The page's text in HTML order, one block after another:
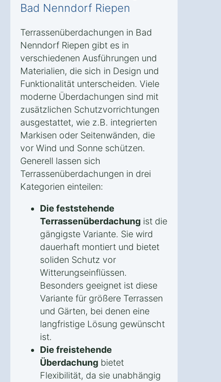
Bad Nenndorf Riepen
Terrassenüberdachungen in Bad
Nenndorf Riepen gibt es in
verschiedenen Ausführungen und
Materialien, die sich in Design und
Funktionalität unterscheiden. Viele
moderne Überdachungen sind mit
zusätzlichen Schutzvorrichtungen
ausgestattet, wie z.B. integrierten
Markisen oder Seitenwänden, die
vor Wind und Sonne schützen.
Generell lassen sich
Terrassenüberdachungen in drei
Kategorien einteilen:
Die feststehende
Terrassenüberdachung ist die
gängigste Variante. Sie wird
dauerhaft montiert und bietet
soliden Schutz vor
Witterungseinflüssen.
Besonders geeignet ist diese
Variante für größere Terrassen
und Gärten, bei denen eine
langfristige Lösung gewünscht
ist.
Die freistehende
Überdachung bietet
Flexibilität, da sie unabhängig